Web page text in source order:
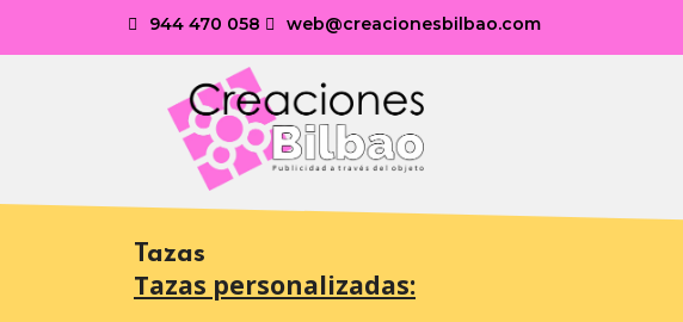
944 470 058 web@creacionesbilbao.com
Tazas
Tazas personalizadas: